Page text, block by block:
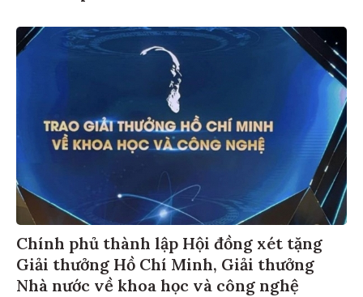
Chính phủ thành lập Hội đồng xét tặng
Giải thưởng Hồ Chí Minh, Giải thưởng
Nhà nước về khoa học và công nghệ